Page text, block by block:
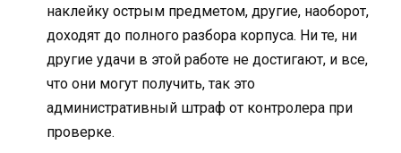
наклейку острым предметом, другие, наоборот,
доходят до полного разбора корпуса. Ни те, ни
другие удачи в этой работе не достигают, и все,
что они могут получить, так это
административный штраф от контролера при
проверке.